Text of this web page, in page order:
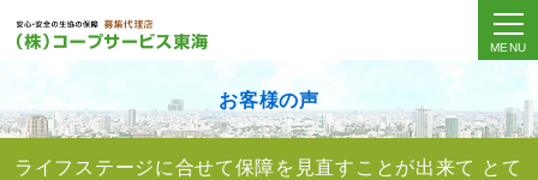
MENU
お客様の声
ライフステージに合せて保障を見直すことが出来て とて